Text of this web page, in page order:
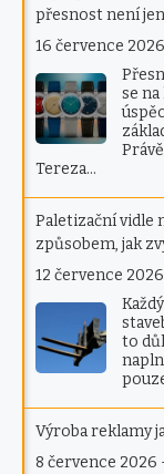
přesnost není
16 července 2026
se
Tereza…
Paletizační vidle
způsobem, jak
12 července 2026
to
Výroba reklamy
8 července 2026